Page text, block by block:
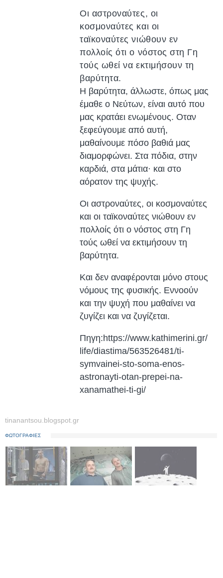
Οι αστροναύτες, οι
κοσμοναύτες και οι
ταϊκοναύτες νιώθουν εν
πολλοίς ότι ο νόστος στη Γη
τούς ωθεί να εκτιμήσουν τη
βαρύτητα.
Η βαρύτητα, άλλωστε, όπως μας
έμαθε ο Νεύτων, είναι αυτό που
μας κρατάει ενωμένους. Οταν
ξεφεύγουμε από αυτή,
μαθαίνουμε πόσο βαθιά μας
διαμορφώνει. Στα πόδια, στην
καρδιά, στα μάτια· και στο
αόρατον της ψυχής.
Οι αστροναύτες, οι κοσμοναύτες
και οι ταϊκοναύτες νιώθουν εν
πολλοίς ότι ο νόστος στη Γη
τούς ωθεί να εκτιμήσουν τη
βαρύτητα.
Και δεν αναφέρονται μόνο στους
νόμους της φυσικής. Εννοούν
και την ψυχή που μαθαίνει να
ζυγίζει και να ζυγίζεται.
Πηγη:https://www.kathimerini.gr/
life/diastima/563526481/ti-
symvainei-sto-soma-enos-
astronayti-otan-prepei-na-
xanamathei-ti-gi/
tinanantsou.blogspot.gr
ΦΩΤΟΓΡΑΦΙΕΣ